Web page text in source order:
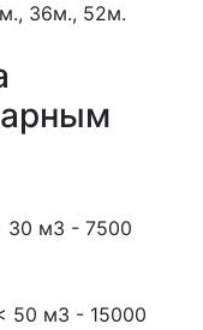
36м., 52м.
30 м3 - 7500
50 м3 - 15000